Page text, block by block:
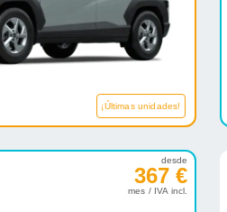
¡Últimas unidades!
desde
367 €
mes / IVA incl.